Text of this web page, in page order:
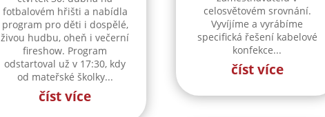
fotbalovém hřišti a nabídla
program pro děti i dospělé,
živou hudbu, oheň i večerní
fireshow. Program
odstartoval už v 17:30, kdy
od mateřské školky...
číst více
celosvětovém srovnání.
Vyvíjíme a vyrábíme
specifická řešení kabelové
konfekce...
číst více